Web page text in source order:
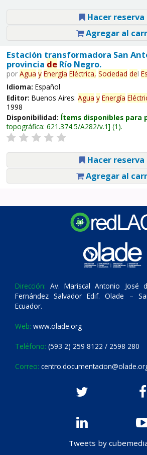
Hacer reserva
Agregar al
Estación transformadora San
provincia deRío Negro.
por Agua y Energía Eléctrica, Sociedad del
Idioma: Español
Editor: Buenos Aires: Agua y Energía
1998
Disponibilidad: Ítems disponibles para
topográfica: 621.374.5/A282/v.1 (1).
Hacer reserva
Agregar al
Dirección: Av. Mariscal Antonio José
Fernández Salvador Edif. Olade –
Ecuador.
Web: www.olade.org
Teléfono: (593 2) 259 8122 / 2598 280
Correo:
Tweets by